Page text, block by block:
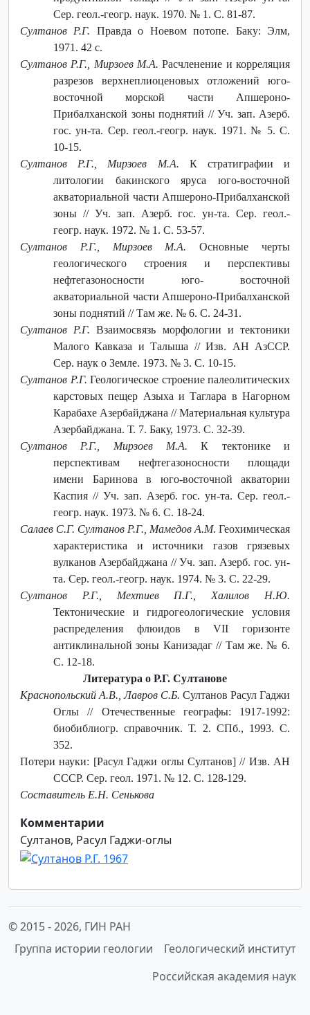
Сер. геол.-геогр. наук. 1970. № 1. С. 81-87.
Султанов Р.Г. Правда о Ноевом потопе. Баку: Элм,
1971. 42 с.
Султанов Р.Г., Мирзоев М.А. Расчленение и корреляция
разрезов верхнеплиоценовых отложений юго-
восточной морской части Апшероно-
Прибалханской зоны поднятий // Уч. зап. Азерб.
гос. ун-та. Сер. геол.-геогр. наук. 1971. № 5. С.
10-15.
Султанов Р.Г., Мирзоев М.А. К стратиграфии и
литологии бакинского яруса юго-восточной
акваториальной части Апшероно-Прибалханской
зоны // Уч. зап. Азерб. гос. ун-та. Сер. геол.-
геогр. наук. 1972. № 1. С. 53-57.
Султанов Р.Г., Мирзоев М.А. Основные черты
геологического строения и перспективы
нефтегазоносности юго- восточной
акваториальной части Апшероно-Прибалханской
зоны поднятий // Там же. № 6. С. 24-31.
Султанов Р.Г.Взаимосвязь морфологии и тектоники
Малого Кавказа и Талыша // Изв. АН АзССР.
Сер. наук о Земле. 1973. № 3. С. 10-15.
Султанов Р.Г. Геологическое строение палеолитических
карстовых пещер Азыха и Таглара в Нагорном
Карабахе Азербайджана // Материальная культура
Азербайджана. Т. 7. Баку, 1973. С. 32-39.
Султанов Р.Г., Мирзоев М.А. К тектонике и
перспективам нефтегазоносности площади
имени Баринова в юго-восточной акватории
Каспия // Уч. зап. Азерб. гос. ун-та. Сер. геол.-
геогр. наук. 1973. № 6. С. 18-24.
Салаев С.Г. Султанов Р.Г., Мамедов А.М. Геохимическая
характеристика и источники газов грязевых
вулканов Азербайджана // Уч. зап. Азерб. гос. ун-
та. Сер. геол.-геогр. наук. 1974. № 3. С. 22-29.
Султанов Р.Г., Мехтиев П.Г., Халилов Н.Ю.
Тектонические и гидрогеологические условия
распределения флюидов в VII горизонте
антиклинальной зоны Канизадаг // Там же. № 6.
С. 12-18.
Литература о Р.Г. Султанове
Краснопольский А.В., Лавров С.Б. Султанов Расул Гаджи
Оглы // Отечественные географы: 1917-1992:
биобиблиогр. справочник. Т. 2. СПб., 1993. С.
352.
Потери науки: [Расул Гаджи оглы Султанов] // Изв. АН
СССР. Сер. геол. 1971. № 12. С. 128-129.
Составитель Е.Н. Сенькова
Комментарии
Султанов, Расул Гаджи-оглы
© 2015 -2026, ГИН РАН
Группа истории геологии
Геологический институт
Российская академия наук